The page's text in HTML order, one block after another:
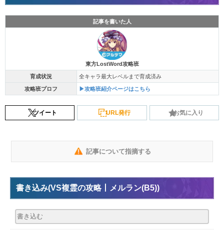
記事を書いた人
東方LostWord攻略班
育成状況 全キャラ最大レベルまで育成済み
攻略班プロフ ▶攻略班紹介ページはこちら
ツイート URL発行 お気に入り
記事について指摘する
書き込み(VS複霊の攻略丨メルラン(B5))